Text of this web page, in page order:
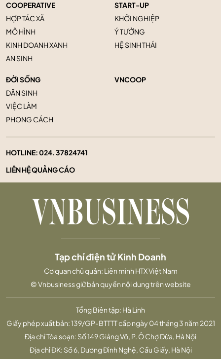
COOPERATIVE
HỢP TÁC XÃ
MÔ HÌNH
KINH DOANH XANH
AN SINH
START-UP
KHỞI NGHIỆP
Ý TƯỞNG
HỆ SINH THÁI
ĐỜI SỐNG
DÂN SINH
VIỆC LÀM
PHONG CÁCH
VNCOOP
HOTLINE:024. 37824741
LIÊN HỆ QUẢNG CÁO
Tổng Biên tập: Hà Linh
Giấy phép xuất bản: 139/GP-BTTTT cấp ngày 04 tháng 3 năm 2021
Địa chỉ Tòa soạn: Số 149 Giảng Võ, P. Ô Chợ Dừa, Hà Nội
Địa chỉ ĐK: Số 6, Dương Đình Nghệ, Cầu Giấy, Hà Nội
Tạp chí điện tử Kinh Doanh
Cơ quan chủ quản: Liên minh HTX Việt Nam
© Vnbusiness giữ bản quyền nội dung trên website